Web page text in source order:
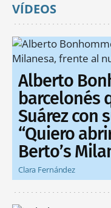
VÍDEOS
Alberto
barcelonés
Suárez con
“Quiero
Berto’s
Clara Fernández